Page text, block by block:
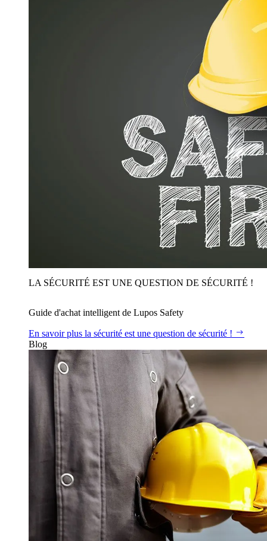
LA SÉCURITÉ EST UNE QUESTION DE SÉCURITÉ !
Guide d'achat intelligent de Lupos Safety
En savoir plus la sécurité est une question de sécurité !
Blog